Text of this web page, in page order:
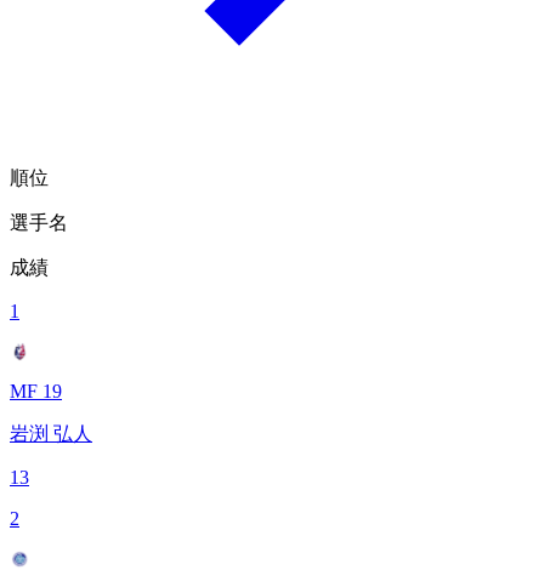
順位
選手名
成績
1
MF 19
岩渕 弘人
13
2